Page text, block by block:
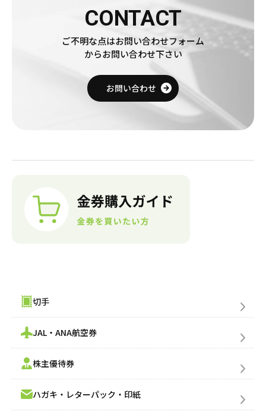
売りたい金券の買取価格を検索
切手
JAL・ANA航空券
株主優待券
ハガキ・レターパック・印紙
CONTACT
ご不明な点はお問い合わせフォーム
からお問い合わせ下さい
お問い合わせ